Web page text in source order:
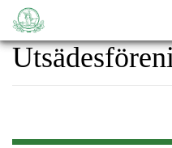
KSLA &